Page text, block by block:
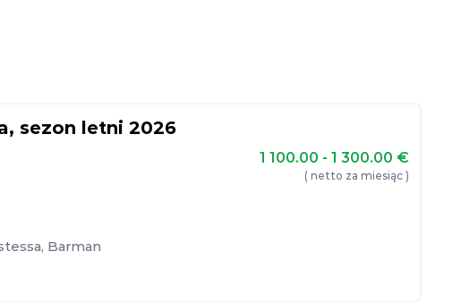
sezon letni 2026
1 100.00 - 1 300.00 €
( netto za miesiąc )
, Barman